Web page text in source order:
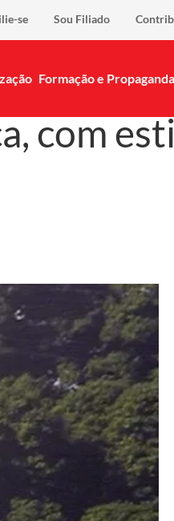
se Sou Filiado
Formação e Propaganda
com